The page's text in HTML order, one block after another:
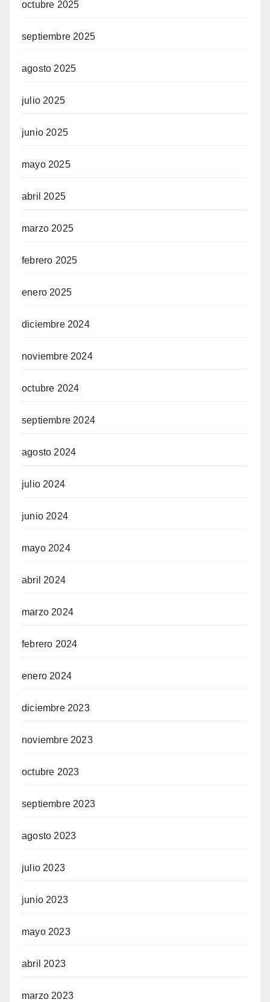
octubre 2025
septiembre 2025
agosto 2025
julio 2025
junio 2025
mayo 2025
abril 2025
marzo 2025
febrero 2025
enero 2025
diciembre 2024
noviembre 2024
octubre 2024
septiembre 2024
agosto 2024
julio 2024
junio 2024
mayo 2024
abril 2024
marzo 2024
febrero 2024
enero 2024
diciembre 2023
noviembre 2023
octubre 2023
septiembre 2023
agosto 2023
julio 2023
junio 2023
mayo 2023
abril 2023
marzo 2023